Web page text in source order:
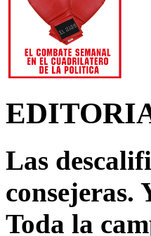
Las
consejeras.
Toda la